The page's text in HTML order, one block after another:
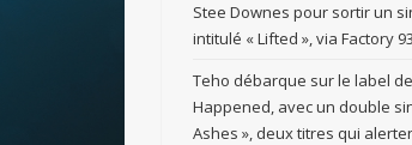
Stee Downes pour sortir un
intitulé « Lifted », via Factory
Teho débarque sur le label
Happened, avec un double
Ashes », deux titres qui